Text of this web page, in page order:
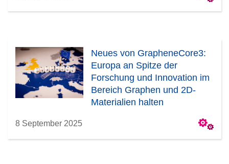
Neues von GrapheneCore3:
Europa an Spitze der
Forschung und Innovation im
Bereich Graphen und 2D-
Materialien halten
8 September 2025